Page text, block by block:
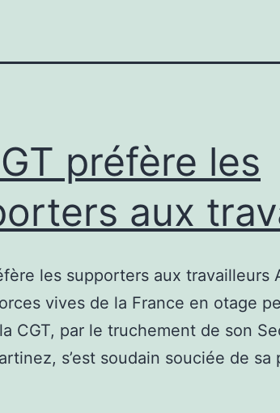
préfère les
aux
les supporters aux travailleurs
vives de la France en otage
CGT, par le truchement de son
s’est soudain souciée de sa